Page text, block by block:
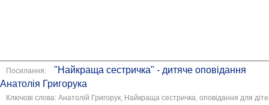
Посилання:
"Найкраща сестричка" - дитяче оповідання
Анатолія Григорука
Ключові слова: Анатолій Григорук, Найкраща сестричка, оповідання для